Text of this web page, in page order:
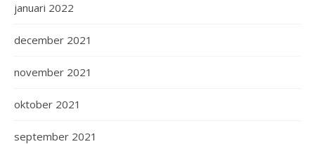
januari 2022
december 2021
november 2021
oktober 2021
september 2021